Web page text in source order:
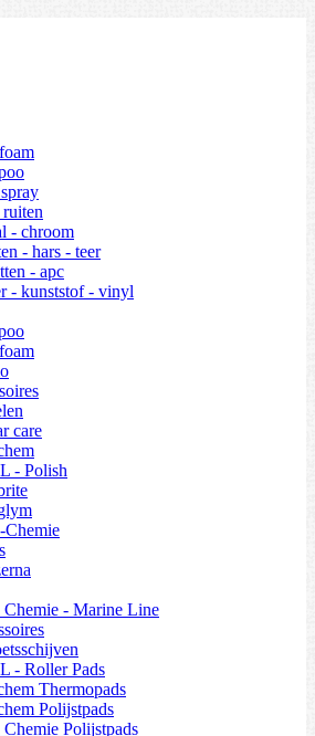
ruiten
- chroom
- hars - teer
- apc
- kunststof - vinyl
care
- Polish
Chemie
- Marine Line
- Roller Pads
Thermopads
Polijstpads
Polijstpads